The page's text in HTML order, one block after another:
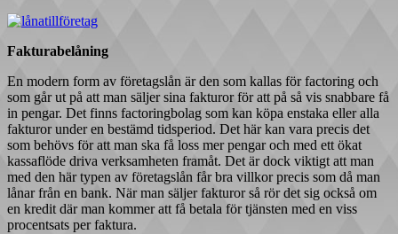
Fakturabelåning
En modern form av företagslån är den som kallas för factoring och
som går ut på att man säljer sina fakturor för att på så vis snabbare få
in pengar. Det finns factoringbolag som kan köpa enstaka eller alla
fakturor under en bestämd tidsperiod. Det här kan vara precis det
som behövs för att man ska få loss mer pengar och med ett ökat
kassaflöde driva verksamheten framåt. Det är dock viktigt att man
med den här typen av företagslån får bra villkor precis som då man
lånar från en bank. När man säljer fakturor så rör det sig också om
en kredit där man kommer att få betala för tjänsten med en viss
procentsats per faktura.